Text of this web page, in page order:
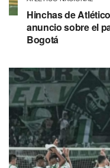
Hinchas de
anuncio sobre el
Bogotá